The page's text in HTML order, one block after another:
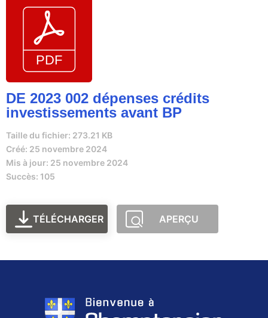
DE 2023 002 dépenses crédits
investissements avant BP
Taille du fichier: 273.21 KB
Créé: 25 novembre 2024
Mis à jour: 25 novembre 2024
Succès: 105
TÉLÉCHARGER APERÇU